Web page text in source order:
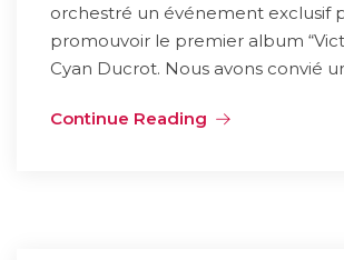
orchestré un événement exclusif
promouvoir le premier album
Cyan Ducrot. Nous avons convié
Continue Reading